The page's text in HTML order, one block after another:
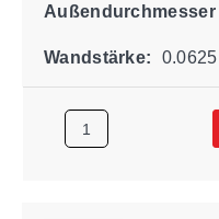
Wandstärke: